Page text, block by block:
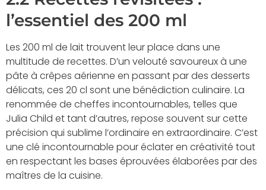
l’essentiel des 200 ml
Les 200 ml de lait trouvent leur place dans une
multitude de recettes. D’un velouté savoureux à une
pâte à crêpes aérienne en passant par des desserts
délicats, ces 20 cl sont une bénédiction culinaire. La
renommée de cheffes incontournables, telles que
Julia Child et tant d’autres, repose souvent sur cette
précision qui sublime l’ordinaire en extraordinaire. C’est
une clé incontournable pour éclater en créativité tout
en respectant les bases éprouvées élaborées par des
maîtres de la cuisine.